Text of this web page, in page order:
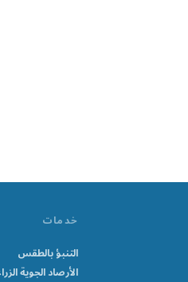
خدمات
التنبؤ بالطقس
الأرصاد الجوية